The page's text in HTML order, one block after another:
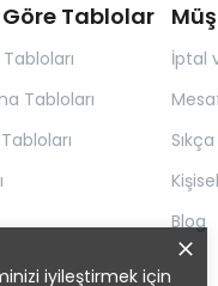
iyileştirmek için
Tablolar
Tabloları
İptal
Blog